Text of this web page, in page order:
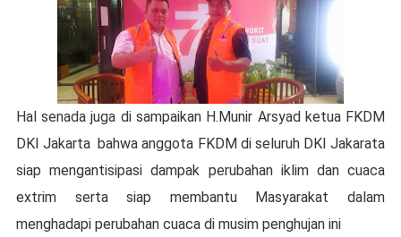
Hal senada juga di sampaikan H.Munir Arsyad ketua FKDM
DKI Jakarta bahwa anggota FKDM di seluruh DKI Jakarata
siap mengantisipasi dampak perubahan iklim dan cuaca
extrim serta siap membantu Masyarakat dalam
menghadapi perubahan cuaca di musim penghujan ini